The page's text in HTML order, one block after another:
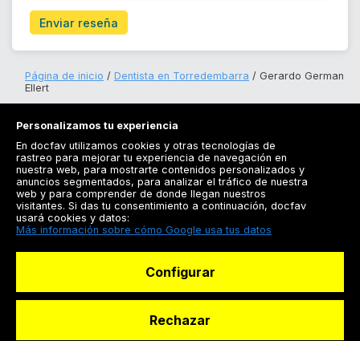
Enviar reseña
Página de inicio Dentista en Torredembarra
Gerardo German
Ellert
Registrarse
Docfav
Personalizamos tu experiencia
En docfav utilizamos cookies y otras tecnologías de
rastreo para mejorar tu experiencia de navegación en
nuestra web, para mostrarte contenidos personalizados y
anuncios segmentados, para analizar el tráfico de nuestra
web y para comprender de donde llegan nuestros
visitantes. Si das tu consentimiento a continuación, docfav
usará cookies y datos:
Más información sobre cómo Google usa tus datos
Configurar
Rechazar